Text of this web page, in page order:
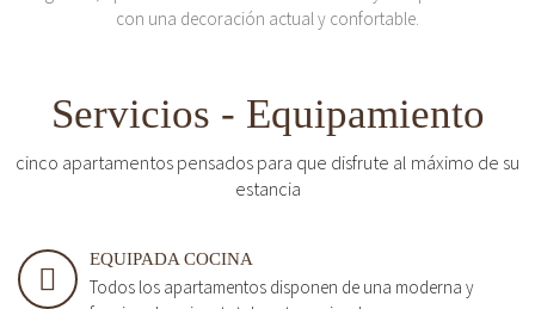
con una decoración actual y confortable.
Servicios - Equipamiento
cinco apartamentos pensados para que disfrute al máximo de su
estancia
EQUIPADA COCINA
Todos los apartamentos disponen de una moderna y